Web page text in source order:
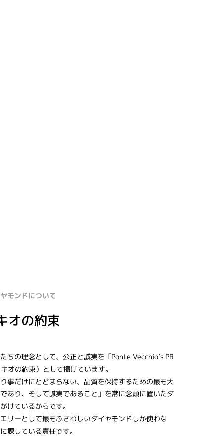
モンドについて
オの約束
ちの理念として、公正と誠実を「Ponte Vecchio’s PR
オの約束）として掲げています。
事だけにとどまらない、品質を保持するための最も大
あり、そして誠実であること」を常に念頭に置いたダ
けているからです。
リーとして最もふさわしいダイヤモンドしか使わな
課している責任です。